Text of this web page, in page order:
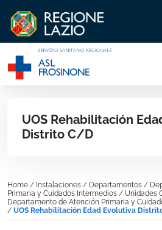
UOS Rehabilitación
Distrito C/D
Home / Instalaciones / Departamentos /
Primaria y Cuidados Intermedios / Unidades
Departamento de Atención Primaria y
/ UOS Rehabilitación Edad Evolutiva